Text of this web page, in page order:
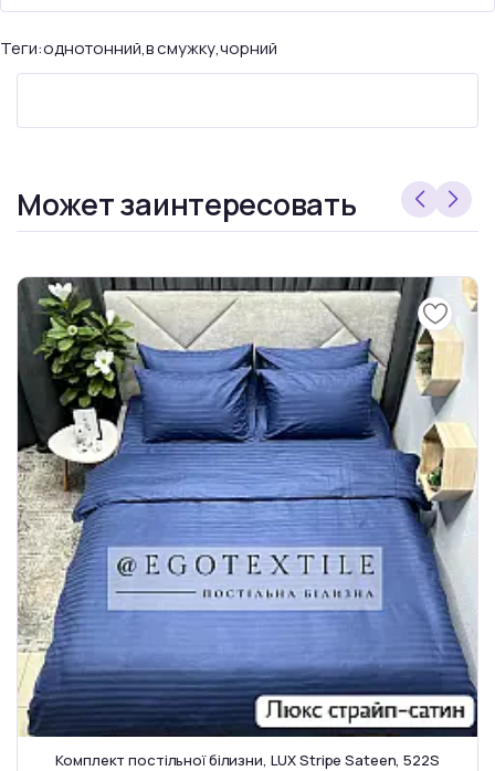
Теги:однотонний,в смужку,чорний
Может заинтересовать
Комплект постільної білизни, LUX Stripe Sateen, 522S